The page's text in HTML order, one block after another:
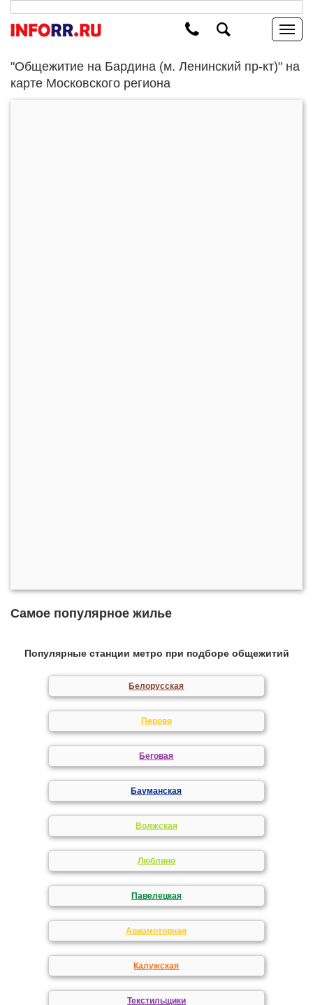
"Общежитие на Бардина (м. Ленинский пр-кт)" на
карте Московского региона
Самое популярное жилье
Популярные станции метро при подборе общежитий
Белорусская
Перово
Беговая
Бауманская
Волжская
Люблино
Павелецкая
Авиамоторная
Калужская
Текстильщики